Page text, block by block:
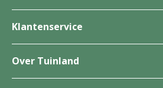
Klantenservice
Over Tuinland